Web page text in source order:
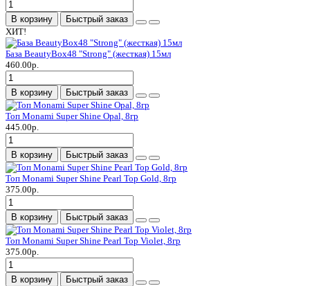
В корзину
Быстрый заказ
ХИТ!
База BeautyBox48 "Strong" (жесткая) 15мл
460.00р.
В корзину Быстрый заказ
Топ Monami Super Shine Opal, 8гр
445.00р.
В корзину Быстрый заказ
Топ Monami Super Shine Pearl Top Gold, 8гр
375.00р.
В корзину Быстрый заказ
Топ Monami Super Shine Pearl Top Violet, 8гр
375.00р.
В корзину Быстрый заказ